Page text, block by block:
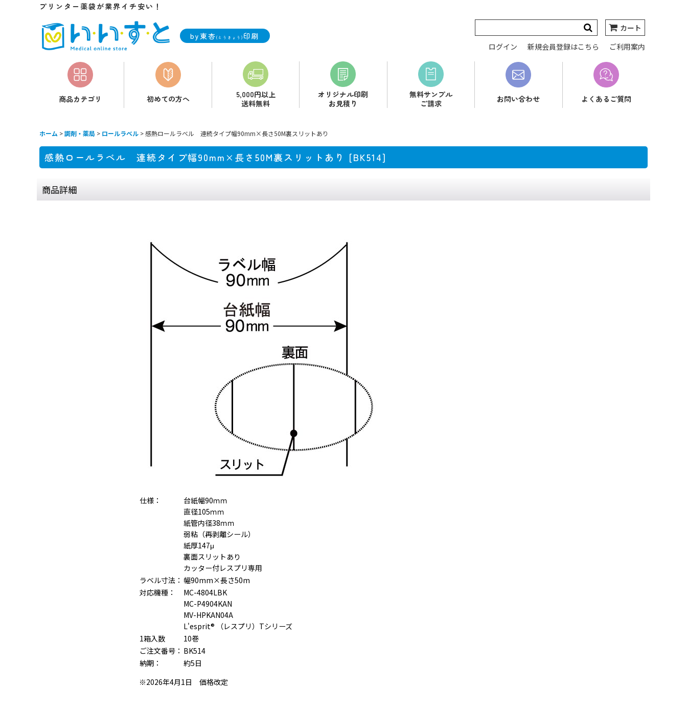
プリンター薬袋が業界イチ安い！
by東杏 (とうきょう) 印刷
カート
ログイン
新規会員登録はこちら ご利用案内
商品カテゴリ 初めての方へ
5,000円以上
送料無料
オリジナル印刷
お見積り
無料サンプル
ご請求
お問い合わせ よくあるご質問
ホーム >調剤・薬局 > ロールラベル >感熱ロールラベル 連続タイプ幅90mm×長さ50M裏スリットあり
感熱ロールラベル 連続タイプ幅90mm×長さ50M裏スリットあり [BK514]
商品詳細
仕様：
台紙幅90ｍｍ
直径105ｍｍ
紙管内径38ｍｍ
弱粘（再剥離シール）
紙厚147μ
裏面スリットあり
カッター付レスプリ専用
ラベル寸法： 幅90mm×長さ50m
対応機種：
MC-4804LBK
MC-P4904KAN
MV-HPKAN04A
L'esprit® （レスプリ）Tシリーズ
1箱入数
10巻
ご注文番号： BK514
納期：
約5日
※2026年4月1日 価格改定